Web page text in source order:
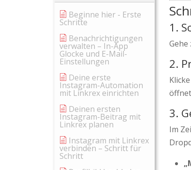
Beginne hier - Erste
Schritte
Benachrichtigungen
verwalten – In-App
Glocke und E-Mail-
Einstellungen
Deine erste
Instagram-Automation
mit Linkrex einrichten
Deinen ersten
Instagram-Beitrag mit
Linkrex planen
Instagram mit Linkrex
verbinden – Schritt für
Schritt
1.
Gehe
2.
3.
Im